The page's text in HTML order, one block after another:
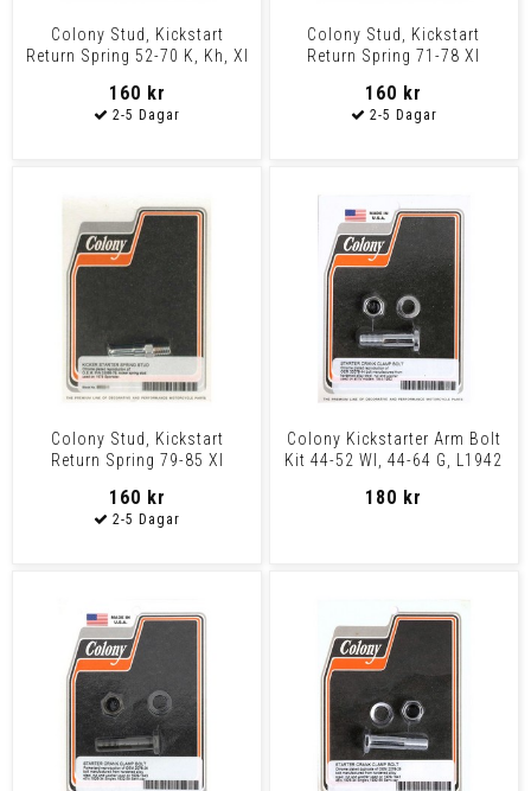
Colony Stud, Kickstart
Return Spring 52-70 K, Kh, Xl
160 kr
Colony Stud, Kickstart
Return Spring 71-78 Xl
160 kr
Colony Stud, Kickstart
Return Spring 79-85 Xl
160 kr
Colony Kickstarter Arm Bolt
Kit 44-52 Wl, 44-64 G, L1942
180 kr